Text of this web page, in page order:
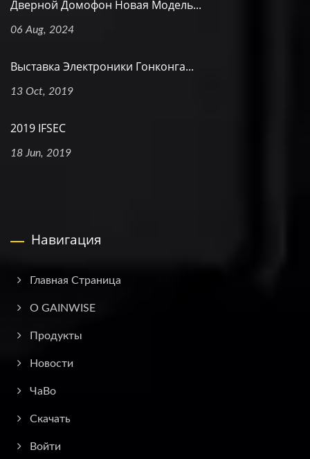
Дверной Домофон Новая Модель...
06 Aug, 2024
Выставка Электроники Гонконга...
13 Oct, 2019
2019 IFSEC
18 Jun, 2019
Навигация
Главная Страница
О GAINWISE
Продукты
Новости
ЧаВо
Скачать
Войти